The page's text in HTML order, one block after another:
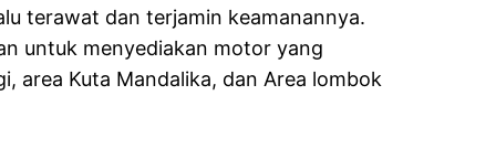
terawat dan terjamin keamanannya.
untuk menyediakan motor yang
area Kuta Mandalika, dan Area lombok